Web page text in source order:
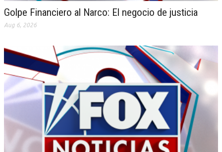
Golpe Financiero al Narco: El negocio de justicia
Aug 6, 2026